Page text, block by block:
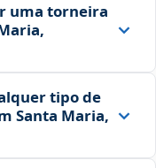
uma torneira
tipo de
Santa Maria,